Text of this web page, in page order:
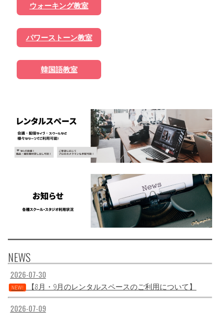
ウォーキング教室
パワーストーン教室
韓国語教室
NEWS
2026-07-30
NEW! 【8月・9月のレンタルスペースのご利用について】
2026-07-09